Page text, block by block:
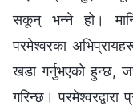
सकून् भन्‍ने हो।
परमेश्‍वरका
खडा गर्नुभएको हुन्छ,
गरिन्छ।